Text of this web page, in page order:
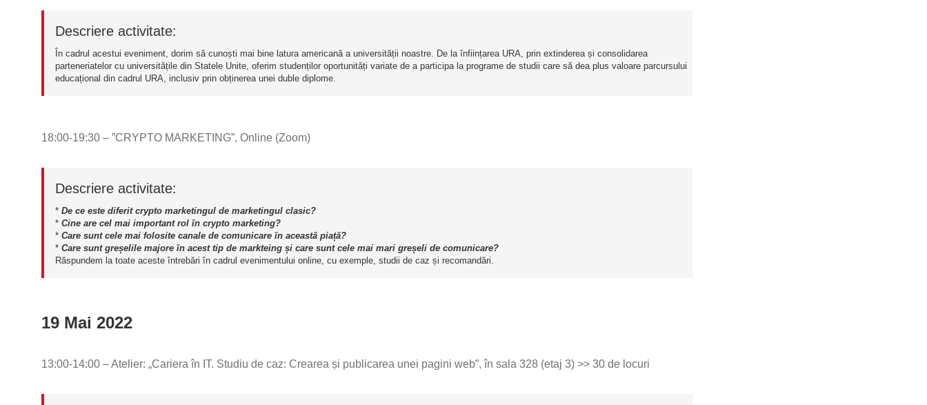
Descriere activitate:
În cadrul acestui eveniment, dorim să cunoști mai bine latura americană a universității noastre. De la înființarea URA, prin extinderea și consolidarea
parteneriatelor cu universitățile din Statele Unite, oferim studenților oportunități variate de a participa la programe de studii care să dea plus valoare parcursului
educațional din cadrul URA, inclusiv prin obținerea unei duble diplome.
18:00-19:30 – ”CRYPTO MARKETING”, Online (Zoom)
Descriere activitate:
* De ce este diferit crypto marketingul de marketingul clasic?
* Cine are cel mai important rol în crypto marketing?
* Care sunt cele mai folosite canale de comunicare în această piață?
* Care sunt greșelile majore în acest tip de markteing și care sunt cele mai mari greșeli de comunicare?
Răspundem la toate aceste întrebări în cadrul evenimentului online, cu exemple, studii de caz și recomandări.
19 Mai 2022
13:00-14:00 – Atelier: „Cariera în IT. Studiu de caz: Crearea și publicarea unei pagini web”, în sala 328 (etaj 3) >> 30 de locuri